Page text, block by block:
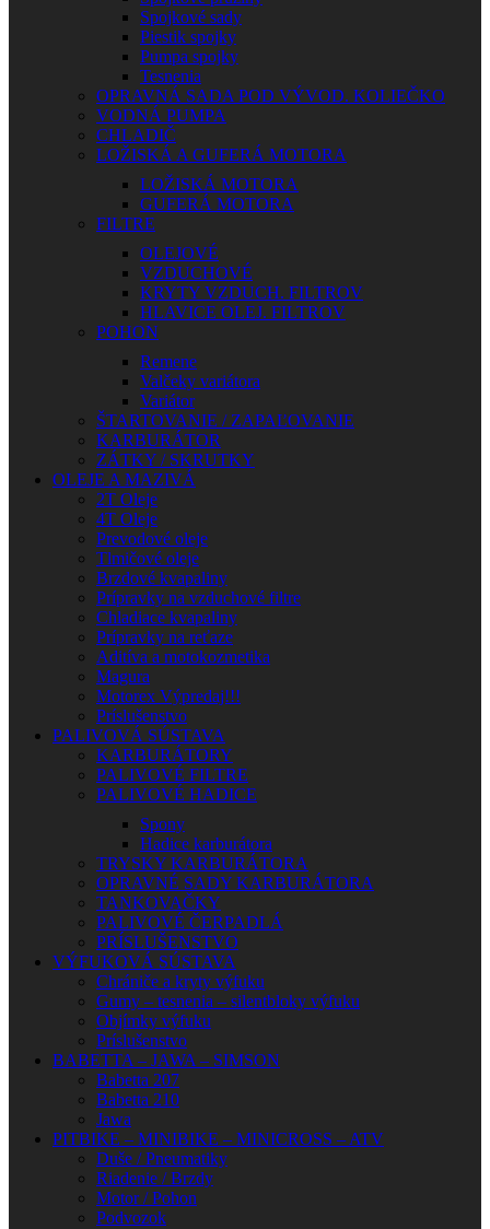
Spojkové sady
Piestik spojky
Pumpa spojky
Tesnenia
OPRAVNÁ SADA POD VÝVOD. KOLIEČKO
VODNÁ PUMPA
CHLADIČ
LOŽISKÁ A GUFERÁ MOTORA
LOŽISKÁ MOTORA
GUFERÁ MOTORA
FILTRE
OLEJOVÉ
VZDUCHOVÉ
KRYTY VZDUCH. FILTROV
HLAVICE OLEJ. FILTROV
POHON
Remene
Valčeky variátora
Variátor
ŠTARTOVANIE / ZAPAĽOVANIE
KARBURÁTOR
ZÁTKY / SKRUTKY
OLEJE A MAZIVÁ
2T Oleje
4T Oleje
Prevodové oleje
Tlmičové oleje
Brzdové kvapaliny
Prípravky na vzduchové filtre
Chladiace kvapaliny
Prípravky na reťaze
Aditíva a motokozmetika
Magura
Motorex Výpredaj!!!
Príslušenstvo
PALIVOVÁ SÚSTAVA
KARBURÁTORY
PALIVOVÉ FILTRE
PALIVOVÉ HADICE
Spony
Hadice karburátora
TRYSKY KARBURÁTORA
OPRAVNÉ SADY KARBURÁTORA
TANKOVAČKY
PALIVOVÉ ČERPADLÁ
PRÍSLUŠENSTVO
VÝFUKOVÁ SÚSTAVA
Chrániče a kryty výfuku
Gumy – tesnenia – silentbloky výfuku
Objímky výfuku
Príslušenstvo
BABETTA – JAWA – SIMSON
Babetta 207
Babetta 210
Jawa
PITBIKE – MINIBIKE – MINICROSS – ATV
Duše / Pneumatiky
Riadenie / Brzdy
Motor / Pohon
Podvozok